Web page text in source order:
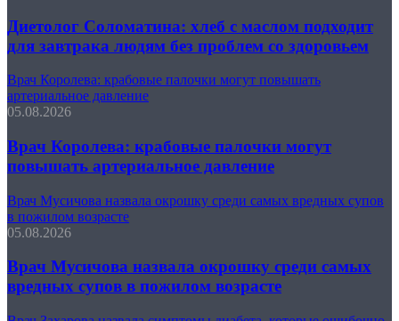
Диетолог Соломатина: хлеб с маслом подходит
для завтрака людям без проблем со здоровьем
Врач Королева: крабовые палочки могут повышать
артериальное давление
05.08.2026
Врач Королева: крабовые палочки могут
повышать артериальное давление
Врач Мусичова назвала окрошку среди самых вредных супов
в пожилом возрасте
05.08.2026
Врач Мусичова назвала окрошку среди самых
вредных супов в пожилом возрасте